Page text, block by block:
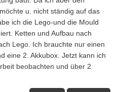
u. nicht ständig auf das
ich die Lego-und die Mould
Ketten und Aufbau nach
Lego. Ich brauchte nur einen
eine 2. Akkubox. Jetzt kann ich
beobachten und über 2